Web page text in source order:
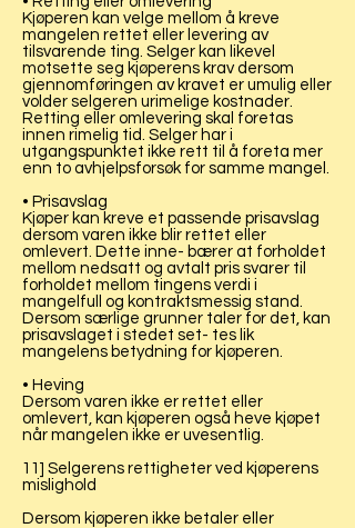
Kjøperen kan velge mellom å kreve
mangelen rettet eller levering av
tilsvarende ting. Selger kan likevel
motsette seg kjøperens krav dersom
gjennomføringen av kravet er umulig eller
volder selgeren urimelige kostnader.
Retting eller omlevering skal foretas
innen rimelig tid. Selger har i
utgangspunktet ikke rett til å foreta mer
enn to avhjelpsforsøk for samme mangel.
• Prisavslag
Kjøper kan kreve et passende prisavslag
dersom varen ikke blir rettet eller
omlevert. Dette inne- bærer at forholdet
mellom nedsatt og avtalt pris svarer til
forholdet mellom tingens verdi i
mangelfull og kontraktsmessig stand.
Dersom særlige grunner taler for det, kan
prisavslaget i stedet set- tes lik
mangelens betydning for kjøperen.
• Heving
Dersom varen ikke er rettet eller
omlevert, kan kjøperen også heve kjøpet
når mangelen ikke er uvesentlig.
11] Selgerens rettigheter ved kjøperens
mislighold
Dersom kjøperen ikke betaler eller